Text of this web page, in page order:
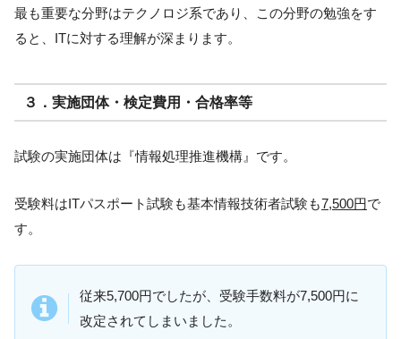
最も重要な分野はテクノロジ系であり、この分野の勉強をす
ると、ITに対する理解が深まります。
３．実施団体・検定費用・合格率等
試験の実施団体は『情報処理推進機構』です。
受験料はITパスポート試験も基本情報技術者試験も7,500円で
す。
従来5,700円でしたが、受験手数料が7,500円に
改定されてしまいました。